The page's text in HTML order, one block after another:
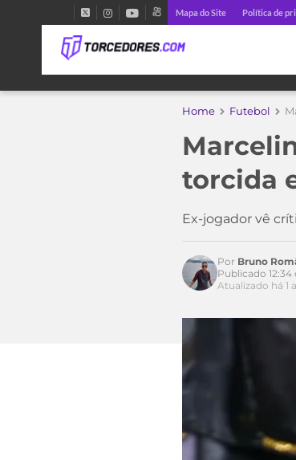
Mapa do Site Política de
Home Futebol
torcida
Ex-jogador vê
Por Bruno
Publicado 12:34
Atualizado há 1